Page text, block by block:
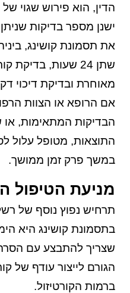
הדין, הוא פירוש שגוי
ישנן מספר בדיקות
את תסמונת קושינג,
שתן 24 שעות,
מאוחרת ובדיקת דיכוי
אם הרופא או הצוות
הבדיקות המתאימות,
התוצאות, מטופל עלול
במשך פרק זמן ממושך.
מניעת הטיפול
תרחיש נפוץ נוסף של
בתסמונת קושינג היא
שצריך להתבצע עם הסרה
הגורם לייצור עודף של
ברמות הקורטיזול.